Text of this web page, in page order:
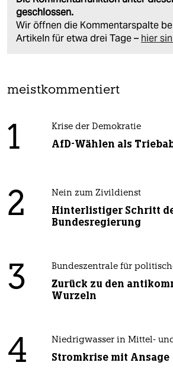
geschlossen.
Wir öffnen die Kommentarspalte
Artikeln für etwa drei Tage – hier
meistkommentiert
1 Krise der Demokratie
AfD-Wählen als
2 Nein zum Zivildienst
Hinterlistiger Schritt
Bundesregierung
3 Bundeszentrale für
Zurück zu den
Wurzeln
4 Niedrigwasser in Mittel-
Stromkrise mit Ansage